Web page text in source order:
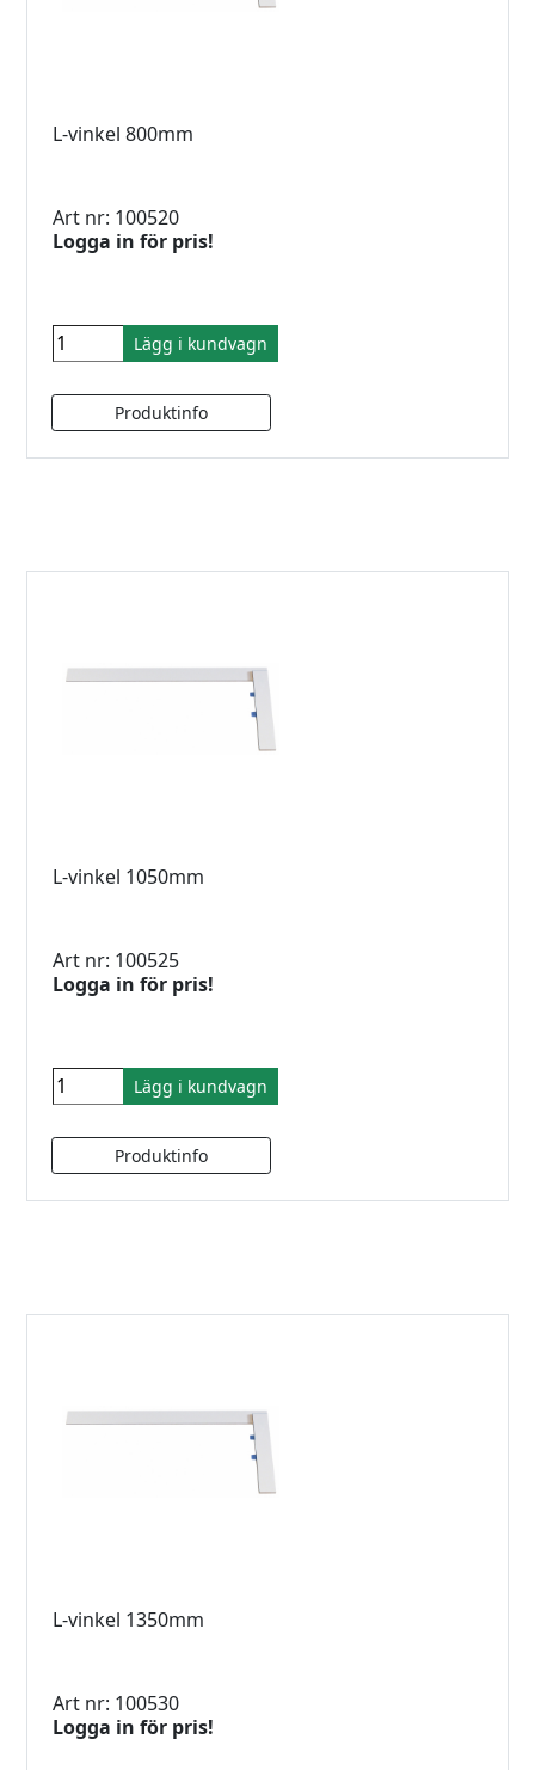
L-vinkel 800mm
Art nr: 100520
Logga in för pris!
Lägg i kundvagn
L-vinkel 1050mm
Art nr: 100525
Logga in för pris!
Lägg i kundvagn
L-vinkel 1350mm
Art nr: 100530
Logga in för pris!